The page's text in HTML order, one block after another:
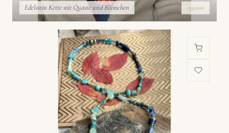
Edelstein Kette mit Quaste und Blümchen 139,00€